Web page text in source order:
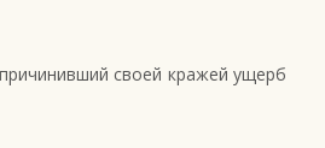
своей кражей ущерб